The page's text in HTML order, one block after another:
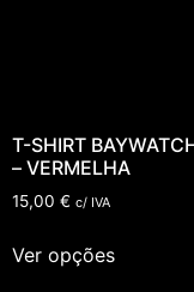
T-SHIRT
– VERMELHA
15,00 € c/ IVA
Ver opções